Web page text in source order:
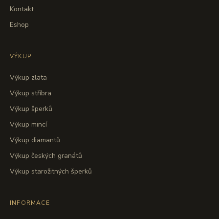
Kontakt
Eshop
VÝKUP
Výkup zlata
Výkup stříbra
Výkup šperků
Výkup mincí
Výkup diamantů
Výkup českých granátů
Výkup starožitných šperků
INFORMACE